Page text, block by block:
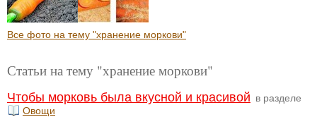
Все фото на тему "хранение моркови"
Статьи на тему "хранение моркови"
Чтобы морковь была вкусной и красивой в разделе
Овощи